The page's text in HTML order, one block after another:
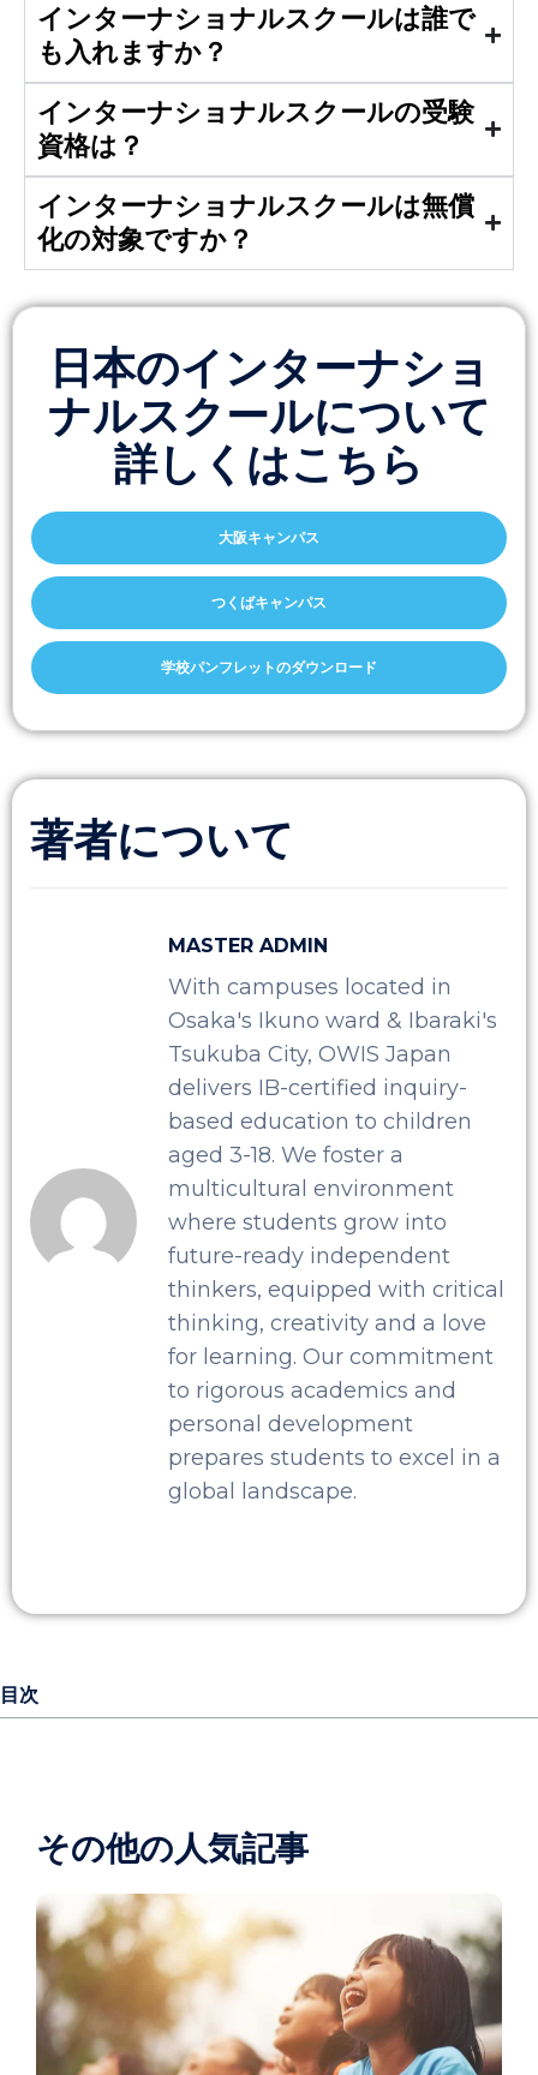
目次
インターナショナルスクールは誰で
も入れますか？
インターナショナルスクールの受験
資格は？
インターナショナルスクールは無償
化の対象ですか？
日本のインターナショ
ナルスクールについて
詳しくはこちら
大阪キャンパス
つくばキャンパス
学校パンフレットのダウンロード
著者について
MASTER ADMIN
With campuses located in
Osaka's Ikuno ward & Ibaraki's
Tsukuba City, OWIS Japan
delivers IB-certified inquiry-
based education to children
aged 3-18. We foster a
multicultural environment
where students grow into
future-ready independent
thinkers, equipped with critical
thinking, creativity and a love
for learning. Our commitment
to rigorous academics and
personal development
prepares students to excel in a
global landscape.
その他の人気記事